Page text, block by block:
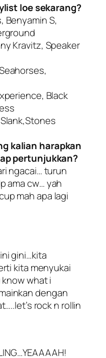
loe sekarang?
Benyamin S,
Kravitz, Speaker
Black
kalian harapkan
pertunjukkan?
ngacai… turun
ama cw… yah
mah apa lagi
gini…kita
kita menyukai
know what i
dengan
rock n rollin